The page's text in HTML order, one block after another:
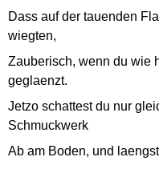
Dass auf der tauenden
wiegten,
Zauberisch, wenn du wie
geglaenzt.
Jetzo schattest du nur
Schmuckwerk
Ab am Boden, und